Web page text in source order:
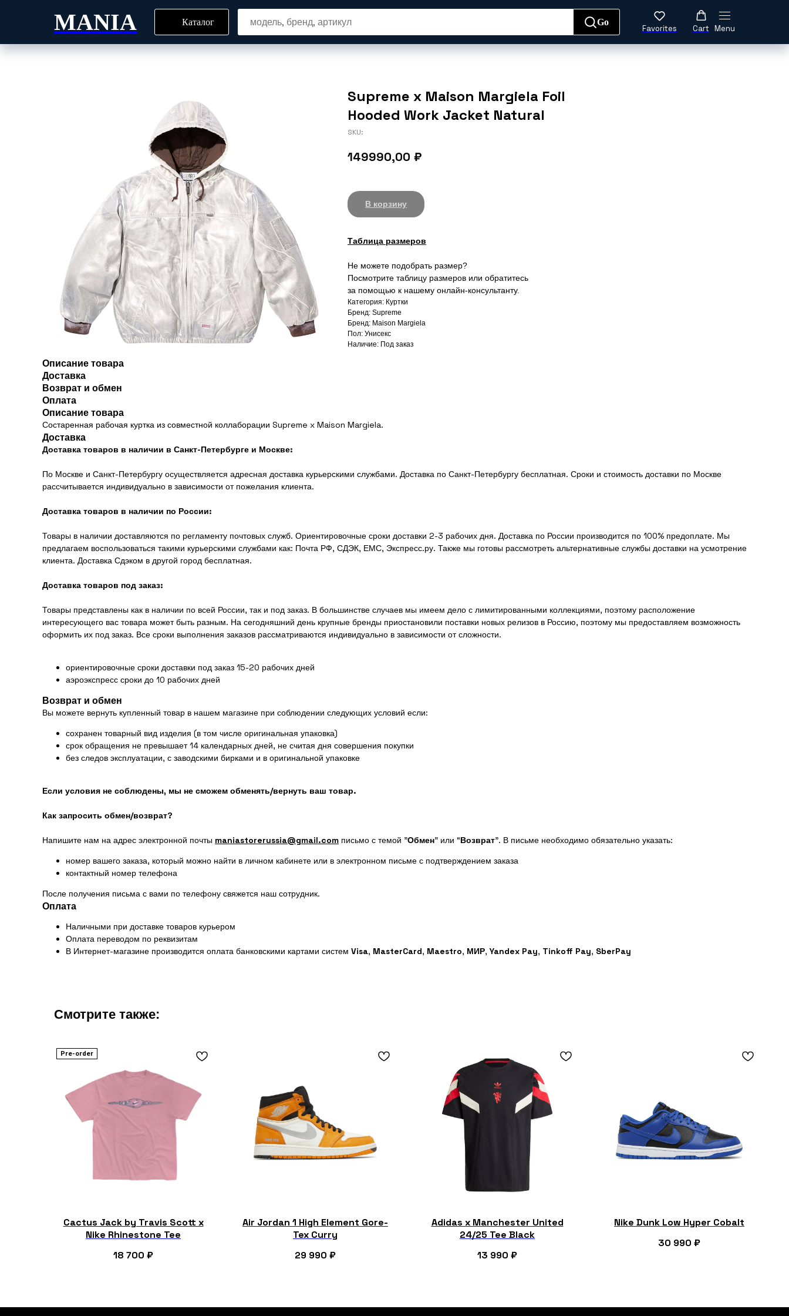
MANIA Каталог Go
Favorites Cart Menu
Supreme x Maison Margiela Foil
Hooded Work Jacket Natural
SKU:
149990,00 ₽
В корзину
Таблица размеров
Не можете подобрать размер?
Посмотрите таблицу размеров или обратитесь
за помощью к нашему онлайн-консультанту.
Категория: Куртки
Бренд: Supreme
Бренд: Maison Margiela
Пол: Унисекс
Наличие: Под заказ
Описание товара
Доставка
Возврат и обмен
Оплата
Описание товара
Состаренная рабочая куртка из совместной коллаборации Supreme x Maison Margiela.
Доставка
Доставка товаров в наличии в Санкт-Петербурге и Москве:
По Москве и Санкт-Петербургу осуществляется адресная доставка курьерскими службами. Доставка по Санкт-Петербургу бесплатная. Сроки и стоимость доставки по Москве
рассчитывается индивидуально в зависимости от пожелания клиента.
Доставка товаров в наличии по России:
Товары в наличии доставляются по регламенту почтовых служб. Ориентировочные сроки доставки 2-3 рабочих дня. Доставка по России производится по 100% предоплате. Мы
предлагаем воспользоваться такими курьерскими службами как: Почта РФ, СДЭК, ЕМС, Экспресс.ру. Также мы готовы рассмотреть альтернативные службы доставки на усмотрение
клиента. Доставка Сдэком в другой город бесплатная.
Доставка товаров под заказ:
Товары представлены как в наличии по всей России, так и под заказ. В большинстве случаев мы имеем дело с лимитированными коллекциями, поэтому расположение
интересующего вас товара может быть разным. На сегодняшний день крупные бренды приостановили поставки новых релизов в Россию, поэтому мы предоставляем возможность
оформить их под заказ. Все сроки выполнения заказов рассматриваются индивидуально в зависимости от сложности.
ориентировочные сроки доставки под заказ 15-20 рабочих дней
аэроэкспресс сроки до 10 рабочих дней
Возврат и обмен
Вы можете вернуть купленный товар в нашем магазине при соблюдении следующих условий если:
сохранен товарный вид изделия (в том числе оригинальная упаковка)
срок обращения не превышает 14 календарных дней, не считая дня совершения покупки
без следов эксплуатации, с заводскими бирками и в оригинальной упаковке
Если условия не соблюдены, мы не сможем обменять/вернуть ваш товар.
Как запросить обмен/возврат?
Напишите нам на адрес электронной почты maniastorerussia@gmail.com письмо с темой "Обмен" или “Возврат”. В письме необходимо обязательно указать:
номер вашего заказа, который можно найти в личном кабинете или в электронном письме с подтверждением заказа
контактный номер телефона
После получения письма с вами по телефону свяжется наш сотрудник.
Оплата
Наличными при доставке товаров курьером
Оплата переводом по реквизитам
В Интернет-магазине производится оплата банковскими картами систем Visa, MasterCard, Maestro, МИР,Yandex Pay, Tinkoff Pay, SberPay
Смотрите также:
Pre-order
Cactus Jack by Travis Scott x
Nike Rhinestone Tee
18 700 ₽
Air Jordan 1 High Element Gore-
Tex Curry
29 990 ₽
Adidas x Manchester United
24/25 Tee Black
13 990 ₽
Nike Dunk Low Hyper Cobalt
30 990 ₽